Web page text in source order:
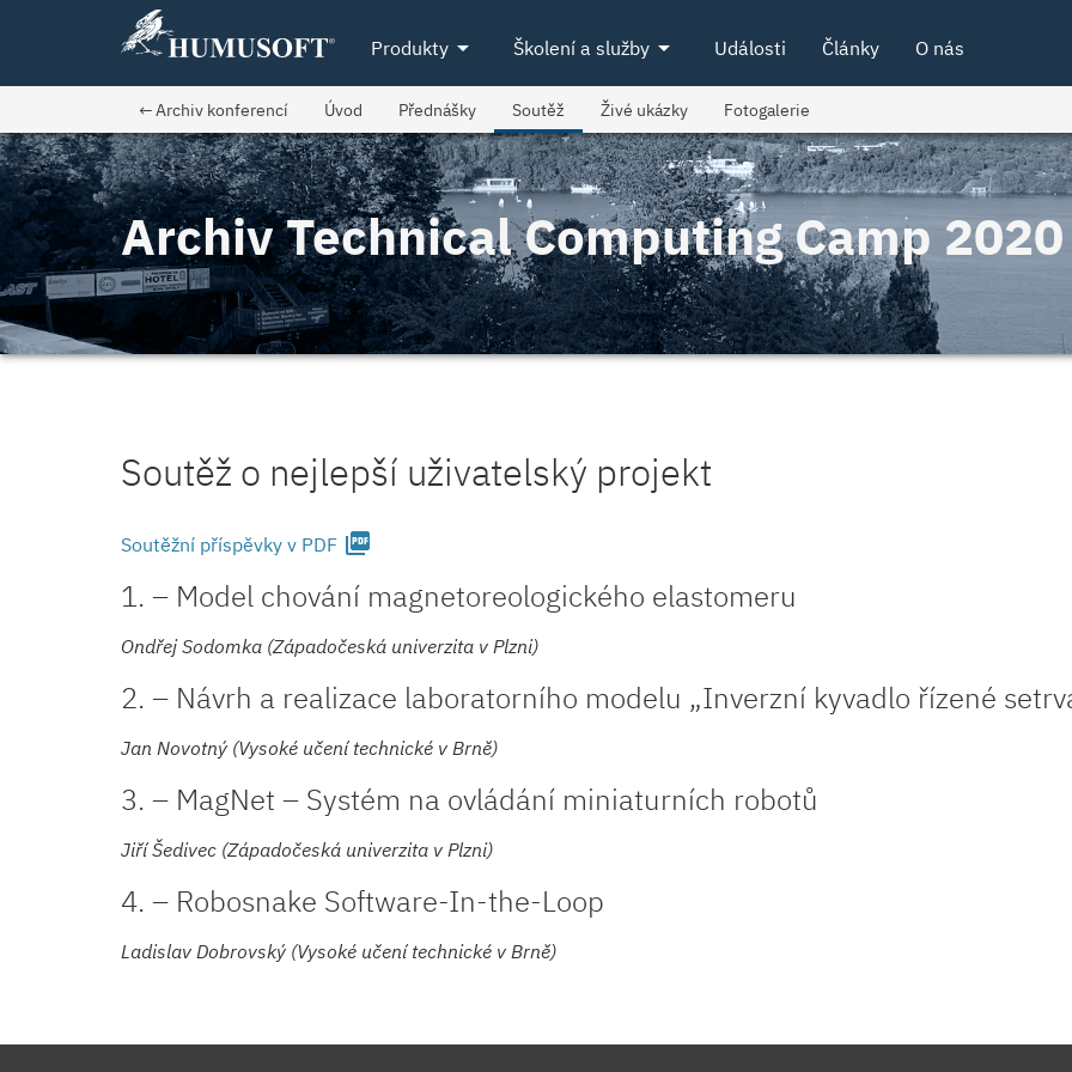
Produktyarrow_drop_down Školení a službyarrow_drop_down Události Články O nás
← Archiv konferencí Úvod Přednášky Soutěž Živé ukázky Fotogalerie
Archiv Technical Computing Camp 2020
Soutěž o nejlepší uživatelský projekt
Soutěžní příspěvky v PDF picture_as_pdf
1. – Model chování magnetoreologického elastomeru
Ondřej Sodomka (Západočeská univerzita v Plzni)
2. – Návrh a realizace laboratorního modelu „Inverzní kyvadlo řízené
Jan Novotný (Vysoké učení technické v Brně)
3. – MagNet – Systém na ovládání miniaturních robotů
Jiří Šedivec (Západočeská univerzita v Plzni)
4. – Robosnake Software-In-the-Loop
Ladislav Dobrovský (Vysoké učení technické v Brně)